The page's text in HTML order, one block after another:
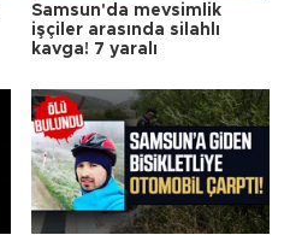
Samsun'da mevsimlik
işçiler arasında silahlı
kavga! 7 yaralı